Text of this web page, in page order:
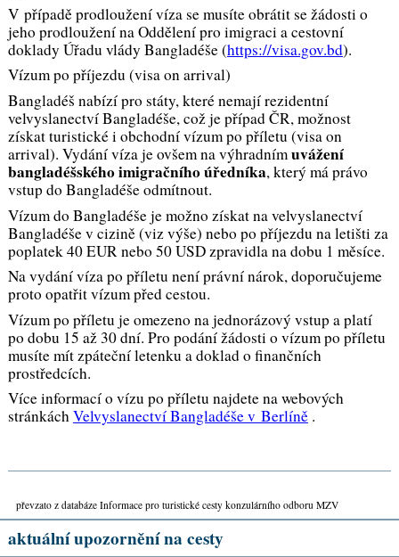
V případě prodloužení víza se musíte obrátit se žádosti o
jeho prodloužení na Oddělení pro imigraci a cestovní
doklady Úřadu vlády Bangladéše (https://visa.gov.bd).
Vízum po příjezdu (visa on arrival)
Bangladéš nabízí pro státy, které nemají rezidentní
velvyslanectví Bangladéše, což je případ ČR, možnost
získat turistické i obchodní vízum po příletu (visa on
arrival). Vydání víza je ovšem na výhradnímuvážení
bangladéšského imigračního úředníka, který má právo
vstup do Bangladéše odmítnout.
Vízum do Bangladéše je možno získat na velvyslanectví
Bangladéše v cizině (viz výše) nebo po příjezdu na letišti za
poplatek 40 EUR nebo 50 USD zpravidla na dobu 1 měsíce.
Na vydání víza po příletu není právní nárok, doporučujeme
proto opatřit vízum před cestou.
Vízum po příletu je omezeno na jednorázový vstup a platí
po dobu 15 až 30 dní. Pro podání žádosti o vízum po příletu
musíte mít zpáteční letenku a doklad o finančních
prostředcích.
Více informací o vízu po příletu najdete na webových
stránkáchVelvyslanectví Bangladéše v Berlíně.
převzato z databáze Informace pro turistické cesty konzulárního odboru MZV
aktuální upozornění na cesty